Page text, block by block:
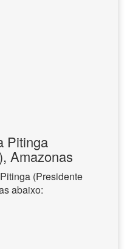
Pitinga
Amazonas
(Presidente
abaixo: